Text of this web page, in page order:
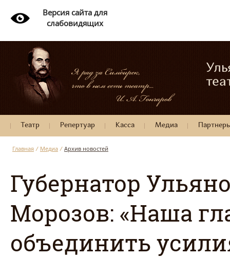
Версия сайта для
слабовидящих
Театр Репертуар Касса Медиа
Главная / Медиа / Архив новостей
Губернатор
Морозов: «Наша
объединить